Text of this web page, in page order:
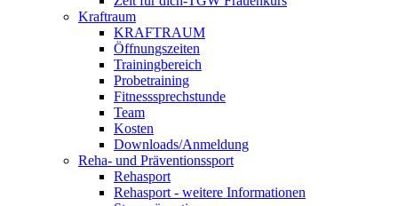
Kraftraum
KRAFTRAUM
Öffnungszeiten
Trainingbereich
Probetraining
Fitnesssprechstunde
Team
Kosten
Downloads/Anmeldung
Reha- und Präventionssport
Rehasport
Rehasport - weitere Informationen